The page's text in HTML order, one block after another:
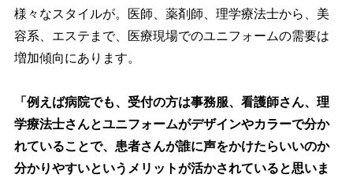
様々なスタイルが。医師、薬剤師、理学療法士から、美
容系、エステまで、医療現場でのユニフォームの需要は
増加傾向にあります。
「例えば病院でも、受付の方は事務服、看護師さん、理
学療法士さんとユニフォームがデザインやカラーで分か
れていることで、患者さんが誰に声をかけたらいいのか
分かりやすいというメリットが活かされていると思いま